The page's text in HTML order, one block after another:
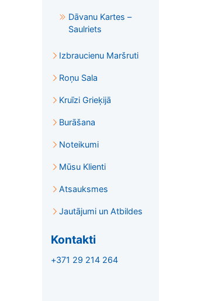
Dāvanu Kartes –
Saulriets
Izbraucienu Maršruti
Roņu Sala
Kruīzi Grieķijā
Burāšana
Noteikumi
Mūsu Klienti
Atsauksmes
Jautājumi un Atbildes
Kontakti
+371 29 214 264